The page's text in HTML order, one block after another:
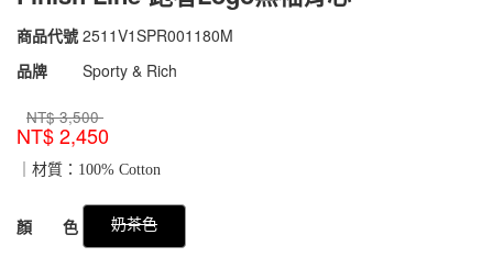
商品代號 2511V1SPR001180M
2511V1SPR001180M
品牌
Sporty & Rich
NT$3,500
NT$2,450
｜材質：100% Cotton
GOODS000000000000049821547
顏 色 奶茶色